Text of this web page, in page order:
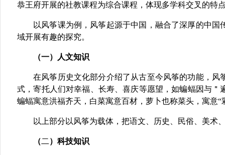
恭王府开展的社教课程为综合课程，体现多学科交叉的特
以风筝课为例，风筝起源于中国，融合了深厚的中
域开展有趣的探究。
（一）人文知识
在风筝历史文化部分介绍了从古至今风筝的功能，
式，寄托人们对幸福、长寿、喜庆等愿望，如蝙蝠因与 ＂
蝙蝠寓意洪福齐天，白菜寓意百材，萝卜也称菜头，寓意“
以上部分以风筝为载体，把语文、历史、民俗、美术
（二 ）科技知识